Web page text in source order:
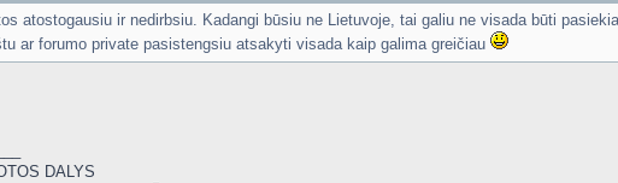
atostogausiu ir nedirbsiu. Kadangi būsiu ne Lietuvoje, tai galiu ne visada būti
ar forumo private pasistengsiu atsakyti visada kaip galima greičiau
DALYS